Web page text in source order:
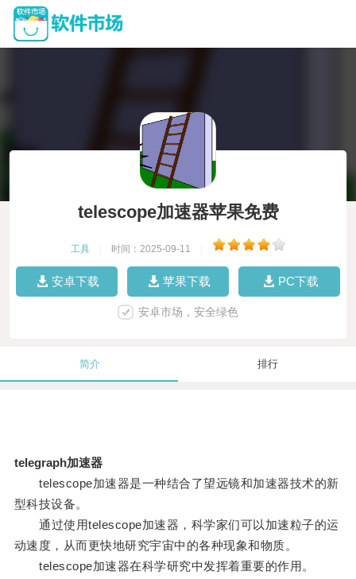
telescope加速器苹果免费
工具 时间：2025-09-11
安卓下载 苹果下载 PC下载
安卓市场，安全绿色
简介 排行
telegraph加速器
telescope加速器是一种结合了望远镜和加速器技术的新
型科技设备。
通过使用telescope加速器，科学家们可以加速粒子的运
动速度，从而更快地研究宇宙中的各种现象和物质。
telescope加速器在科学研究中发挥着重要的作用。